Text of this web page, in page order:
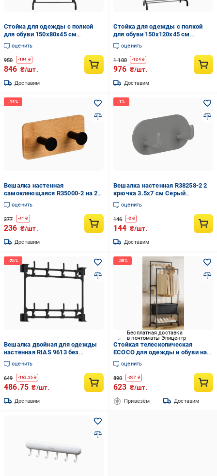
Стойка для одежды с полкой
для обуви 150х80х45 см
(2503/8692)
оценить
950 -104 ₴
846 ₴/шт.
Доставим
Стойка для одежды с полкой
для обуви 150х120х45 см
(2503/8696)
оценить
1 100 -124₴
976 ₴/шт.
Доставим
Вешалка настенная
самоклеющаяся R35000-2 на 2
крючка 12х6 см Коричневый с
черным (36522507)
оценить
277 -41 ₴
236 ₴/шт.
Доставим
Вешалка настенная R38258-2 2
крючка 3.5х7 см Серый
(35386424)
оценить
146 -2₴
144 ₴/шт.
Доставим
Вешалка двойная для одежды
настенная RIAS 9613 без
сверления 2 уровня 50x48 см
Black (3_07839)
оценить
649 -162.25 ₴
486.75 ₴/шт.
Доставим
Бесплатная доставка
в почтоматы Эпицентр
Стойкая телескопическая
ECOCO для одежды и обуви на
колесиках YH9918-3A Черный
(5222141)
оценить
890 -267 ₴
623 ₴/шт.
Привезём Доставим